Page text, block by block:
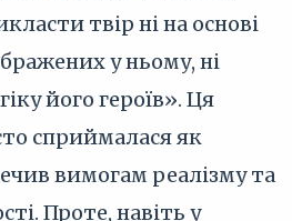
твір ні на основі
у ньому, ні
його героїв». Ця
сприймалася як
вимогам реалізму та
Проте, навіть у